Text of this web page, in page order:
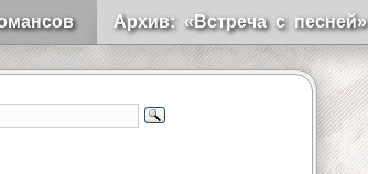
Архив: «Встреча с песней»